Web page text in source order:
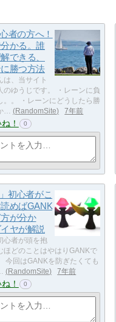
者の方へ！
分かる。誰
できる、
勝つ方法
は、当サイト
のゆうじです。 ・レーンに負
。。 ・レーンにどうしたら勝
…
RandomSite 7年前
！ 0
」初心者がこ
めばGANK
が分か
ヤが解説
心者が頭を抱
ほどのことはやはりGANKで
今回はGANKを防ぎたくても
RandomSite 7年前
！ 0